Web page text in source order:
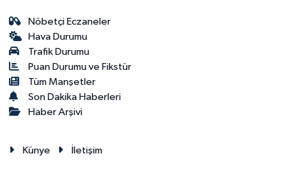
Nöbetçi Eczaneler
Hava Durumu
Trafik Durumu
Puan Durumu ve Fikstür
Tüm Manşetler
Son Dakika Haberleri
Haber Arşivi
Künye İletişim